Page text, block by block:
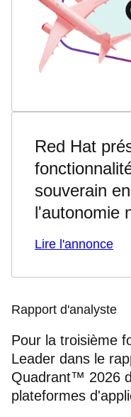
Red Hat
souverain
l'autonomie
Lire l'annonce
Rapport d'analyste
Pour la troisième
Leader dans le
Quadrant™ 2026
plateformes